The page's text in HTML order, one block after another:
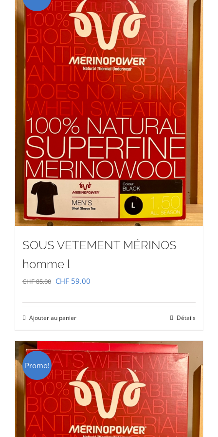
SOUS VETEMENT MÉRINOS
homme l
CHF85.00 Le
était :
CHF 85.00.
CHF 59.00
CHF 59.00.
Ajouter au panier Détails
Promo!